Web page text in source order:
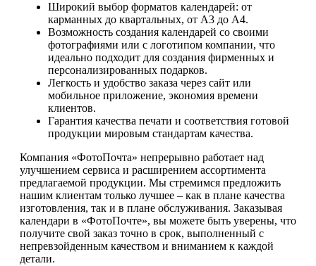
Широкий выбор форматов календарей: от
карманных до квартальных, от А3 до А4.
Возможность создания календарей со своими
фотографиями или с логотипом компании, что
идеально подходит для создания фирменных и
персонализированных подарков.
Легкость и удобство заказа через сайт или
мобильное приложение, экономия времени
клиентов.
Гарантия качества печати и соответствия готовой
продукции мировым стандартам качества.
Компания «ФотоПочта» непрерывно работает над
улучшением сервиса и расширением ассортимента
предлагаемой продукции. Мы стремимся предложить
нашим клиентам только лучшее – как в плане качества
изготовления, так и в плане обслуживания. Заказывая
календари в «ФотоПочте», вы можете быть уверены, что
получите свой заказ точно в срок, выполненный с
непревзойденным качеством и вниманием к каждой
детали.